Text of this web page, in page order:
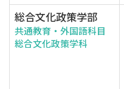
総合文化政策学部
共通教育・外国語科目
総合文化政策学科